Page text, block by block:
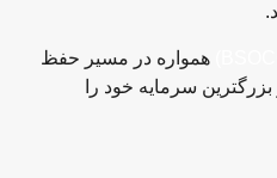
همواره در مسیر حفظ
سرمایه خود را